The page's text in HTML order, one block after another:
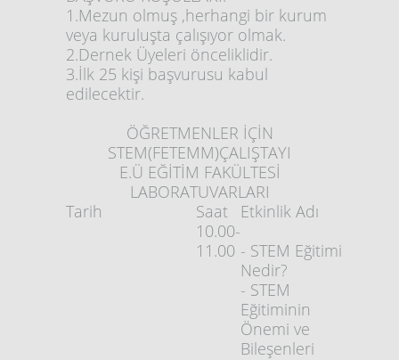
1.Mezun olmuş ,herhangi bir kurum
veya kuruluşta çalışıyor olmak.
2.Dernek Üyeleri önceliklidir.
3.İlk 25 kişi başvurusu kabul
edilecektir.
ÖĞRETMENLER İÇİN
STEM(FETEMM)ÇALIŞTAYI
E.Ü EĞİTİM FAKÜLTESİ
LABORATUVARLARI
Tarih
Saat Etkinlik Adı
10.00-
11.00 - STEM Eğitimi
Nedir?
- STEM
Eğitiminin
Önemi ve
Bileşenleri
PEKDEMİR
Metin GÜLTAŞ
İZMİR
Berke YILMAZ İZMİR